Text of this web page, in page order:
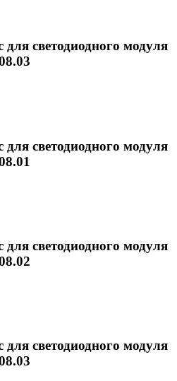
светодиодного модуля
светодиодного модуля
светодиодного модуля
светодиодного модуля